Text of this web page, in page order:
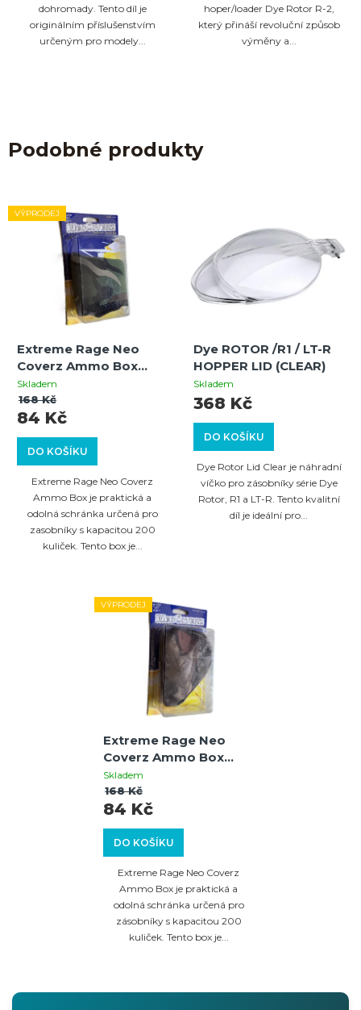
dohromady. Tento díl je
originálním příslušenstvím
určeným pro modely...
hoper/loader Dye Rotor R-2,
který přináší revoluční způsob
výměny a...
Podobné produkty
VÝPRODEJ
Extreme Rage Neo
Coverz Ammo Box
Camo
Skladem
DO KOŠÍKU
84 Kč
168 Kč
Extreme Rage Neo Coverz
Ammo Box je praktická a
odolná schránka určená pro
zasobníky s kapacitou 200
kuliček. Tento box je...
Dye ROTOR /R1 / LT-R
HOPPER LID (CLEAR)
Skladem
DO KOŠÍKU
368 Kč
Dye Rotor Lid Clear je náhradní
víčko pro zásobníky série Dye
Rotor, R1 a LT-R. Tento kvalitní
díl je ideální pro...
VÝPRODEJ
Extreme Rage Neo
Coverz Ammo Box
Realtree
Skladem
DO KOŠÍKU
84 Kč
168 Kč
Extreme Rage Neo Coverz
Ammo Box je praktická a
odolná schránka určená pro
zásobníky s kapacitou 200
kuliček. Tento box je...